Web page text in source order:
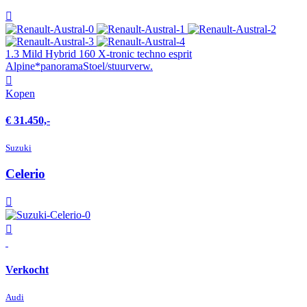
1.3 Mild Hybrid 160 X-tronic techno esprit
Alpine*panoramaStoel/stuurverw.
Kopen
€ 31.450,-
Suzuki
Celerio
Verkocht
Audi